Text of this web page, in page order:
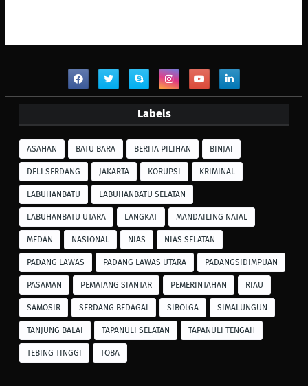
Labels
ASAHAN BATU BARA BERITA PILIHAN BINJAI
DELI SERDANG JAKARTA KORUPSI KRIMINAL
LABUHANBATU LABUHANBATU SELATAN
LABUHANBATU UTARA LANGKAT MANDAILING NATAL
MEDAN NASIONAL NIAS NIAS SELATAN
PADANG LAWAS PADANG LAWAS UTARA PADANGSIDIMPUAN
PASAMAN PEMATANG SIANTAR PEMERINTAHAN RIAU
SAMOSIR SERDANG BEDAGAI SIBOLGA SIMALUNGUN
TANJUNG BALAI TAPANULI SELATAN TAPANULI TENGAH
TEBING TINGGI TOBA